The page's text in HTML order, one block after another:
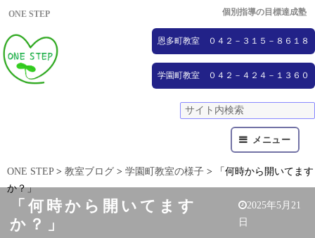
ONE STEP 個別指導の目標達成塾
恩多町教室 ０４２－３１５－８６１８
学園町教室 ０４２－４２４－１３６０
メニュー
ONE STEP> 教室ブログ > 学園町教室の様子 >
「何時から開いてます
か？」
「何時から開いてます
か？」
2025年5月21
日